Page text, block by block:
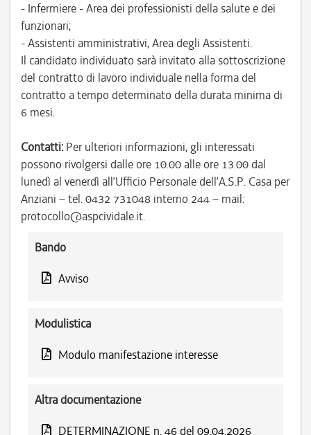
- Infermiere - Area dei professionisti della salute e dei
funzionari;
- Assistenti amministrativi, Area degli Assistenti.
Il candidato individuato sarà invitato alla sottoscrizione
del contratto di lavoro individuale nella forma del
contratto a tempo determinato della durata minima di
6 mesi.
Contatti: Per ulteriori informazioni, gli interessati
possono rivolgersi dalle ore 10.00 alle ore 13.00 dal
lunedì al venerdì all’Ufficio Personale dell’A.S.P. Casa per
Anziani – tel. 0432 731048 interno 244 – mail:
protocollo@aspcividale.it.
Bando
Avviso
Modulistica
Modulo manifestazione interesse
Altra documentazione
DETERMINAZIONE n. 46 del 09.04.2026